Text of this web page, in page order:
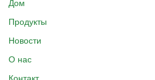
Дом
Продукты
Новости
О нас